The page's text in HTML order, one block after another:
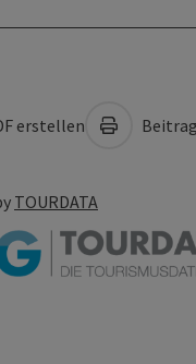
erstellen
TOURDATA